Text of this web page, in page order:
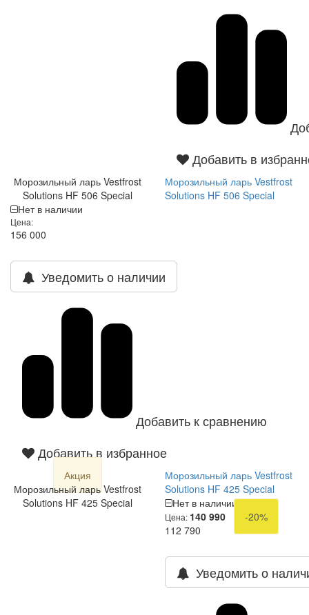
Добавить в
Морозильный ларь Vestfrost
Solutions HF 506 Special
Морозильный ларь Vestfrost
Solutions HF 506 Special
Нет в наличии
Цена:
156 000
Уведомить о наличии
Добавить к сравнению
Добавить в избранное
Акция
Морозильный ларь Vestfrost
Solutions HF 425 Special
Морозильный ларь Vestfrost
Solutions HF 425 Special
Нет в наличии
Цена: 140 990
-20%
112 790
Уведомить о